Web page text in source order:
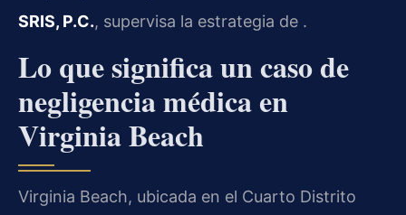
SRIS, P.C., supervisa la estrategia de .
Lo que significa un caso de
negligencia médica en
Virginia Beach
Virginia Beach, ubicada en el Cuarto Distrito